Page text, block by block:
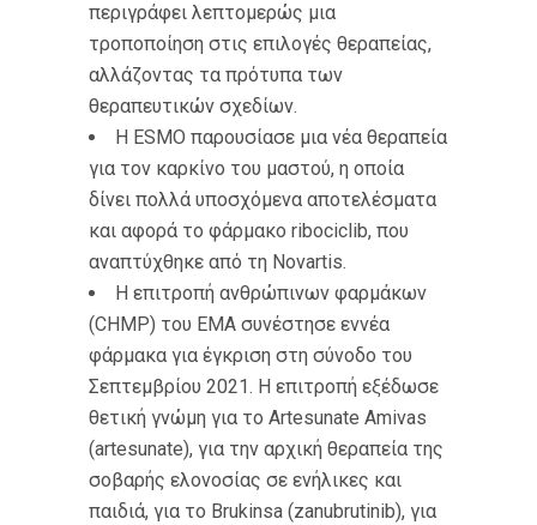
περιγράφει λεπτομερώς μια
τροποποίηση στις επιλογές θεραπείας,
αλλάζοντας τα πρότυπα των
θεραπευτικών σχεδίων.
Η ESMO παρουσίασε μια νέα θεραπεία
για τον καρκίνο του μαστού, η οποία
δίνει πολλά υποσχόμενα αποτελέσματα
και αφορά το φάρμακο ribociclib, που
αναπτύχθηκε από τη Novartis.
Η επιτροπή ανθρώπινων φαρμάκων
(CHMP) του EMA συνέστησε εννέα
φάρμακα για έγκριση στη σύνοδο του
Σεπτεμβρίου 2021. Η επιτροπή εξέδωσε
θετική γνώμη για το Artesunate Amivas
(artesunate), για την αρχική θεραπεία της
σοβαρής ελονοσίας σε ενήλικες και
παιδιά, για το Brukinsa (zanubrutinib), για